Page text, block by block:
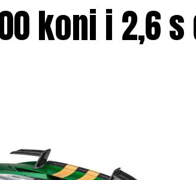
koni i 2,6 s